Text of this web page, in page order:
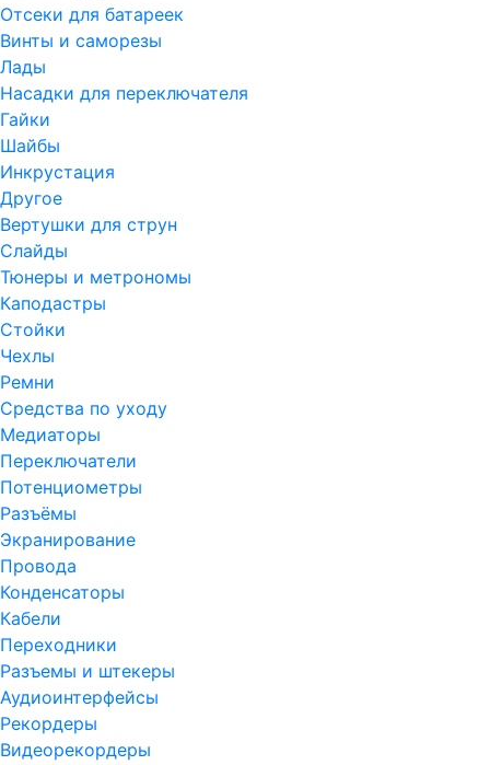
Отсеки для батареек
Винты и саморезы
Лады
Насадки для переключателя
Гайки
Шайбы
Инкрустация
Другое
Вертушки для струн
Слайды
Тюнеры и метрономы
Каподастры
Стойки
Чехлы
Ремни
Средства по уходу
Медиаторы
Переключатели
Потенциометры
Разъёмы
Экранирование
Провода
Конденсаторы
Кабели
Переходники
Разъемы и штекеры
Аудиоинтерфейсы
Рекордеры
Видеорекордеры